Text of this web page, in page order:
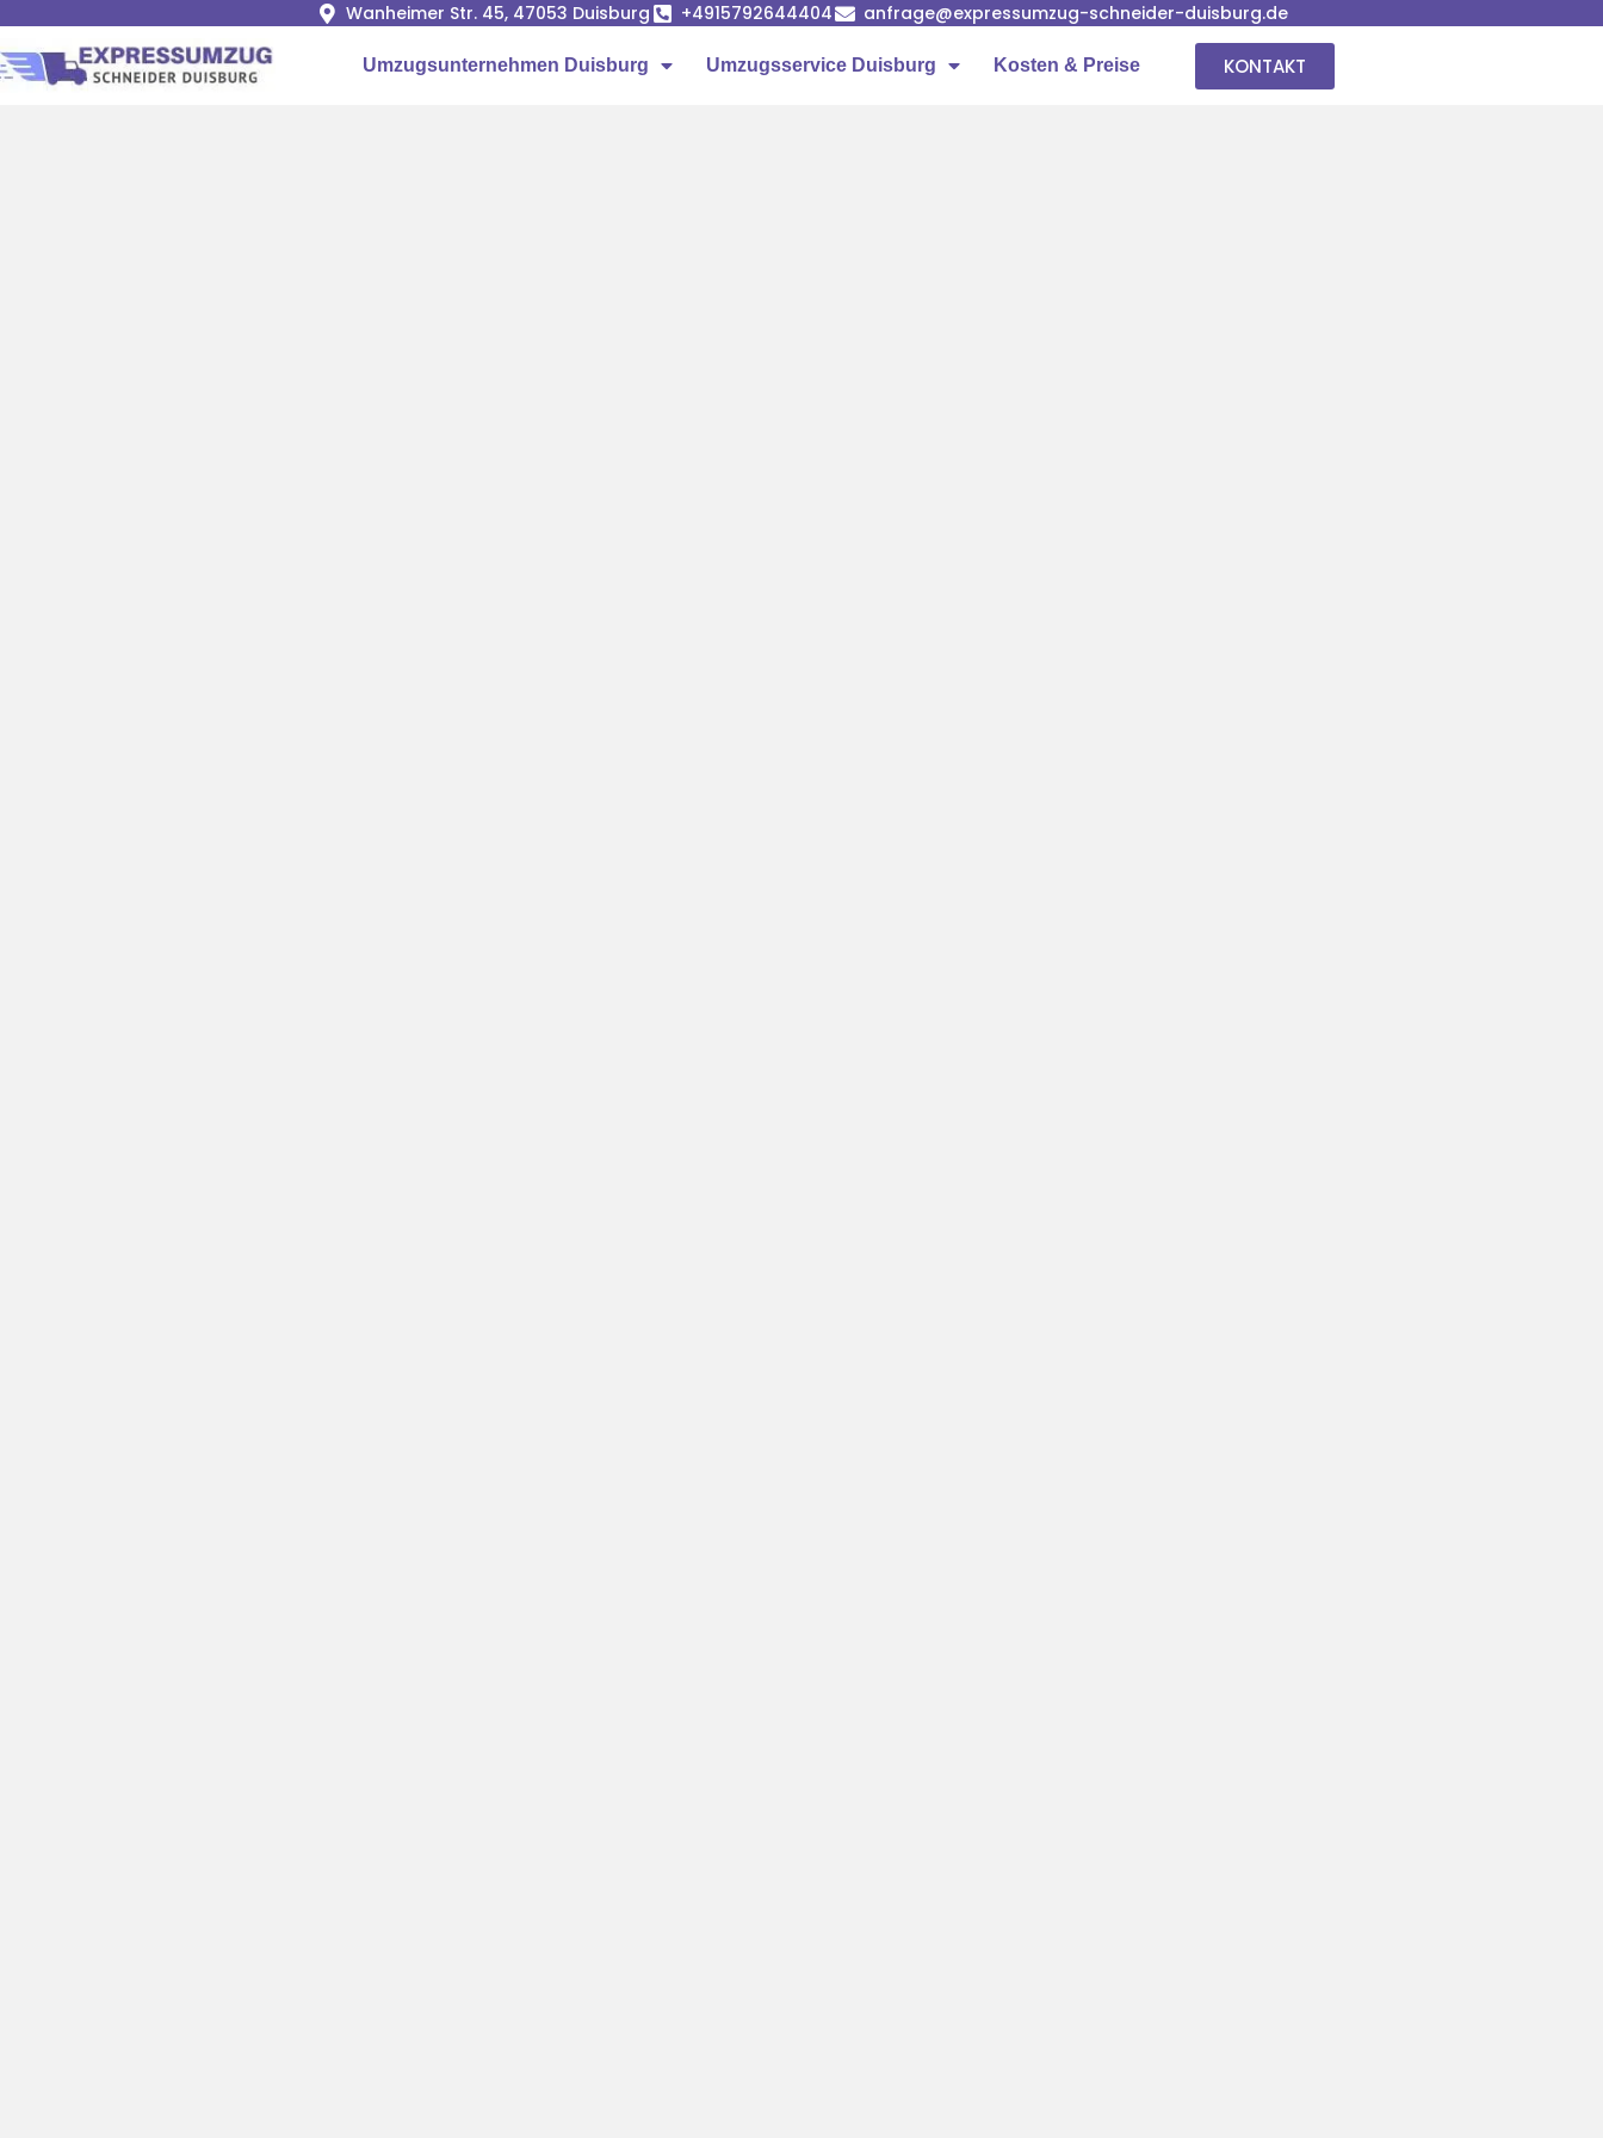
Wanheimer Str. 45, 47053 Duisburg +4915792644404 anfrage@expressumzug-schneider-duisburg.de
Umzugsunternehmen Duisburg Umzugsservice Duisburg Kosten & Preise KONTAKT